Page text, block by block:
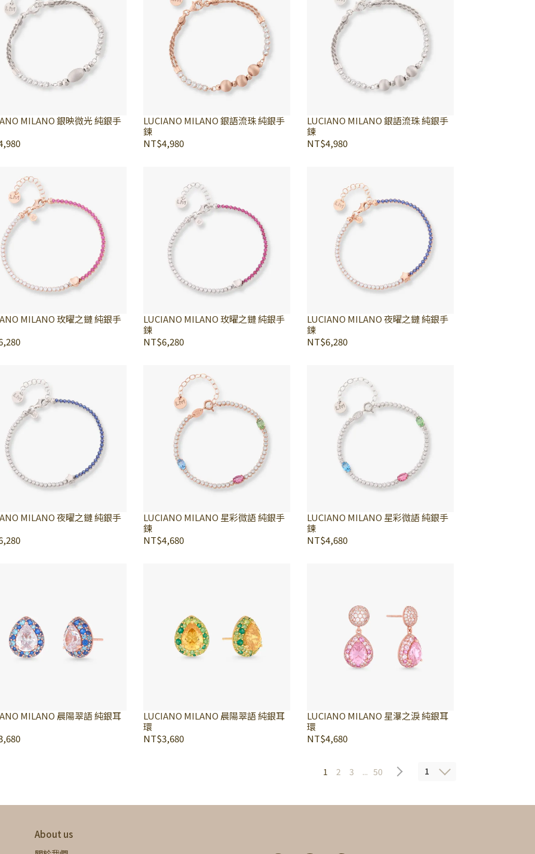
MILANO 銀映微光 純銀手
LUCIANO MILANO 銀語流珠 純銀手
鍊
NT$4,980
LUCIANO MILANO 銀語流珠 純銀手
鍊
NT$4,980
MILANO 玫曜之鏈 純銀手
LUCIANO MILANO 玫曜之鏈 純銀手
鍊
NT$6,280
LUCIANO MILANO 夜曜之鏈 純銀手
鍊
NT$6,280
MILANO 夜曜之鏈 純銀手
LUCIANO MILANO 星彩微語 純銀手
鍊
NT$4,680
LUCIANO MILANO 星彩微語 純銀手
鍊
NT$4,680
MILANO 晨陽翠語 純銀耳
LUCIANO MILANO 晨陽翠語 純銀耳
環
NT$3,680
LUCIANO MILANO 星瀑之淚 純銀耳
環
NT$4,680
1 2 3 ... 50 1
About us